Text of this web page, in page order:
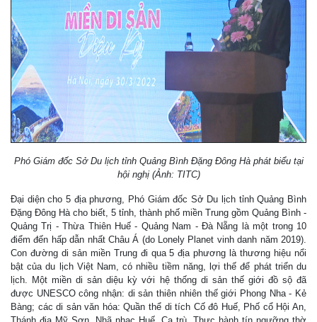
Phó Giám đốc Sở Du lịch tỉnh Quảng Bình Đặng Đông Hà phát biểu tại
hội nghị (Ảnh: TITC)
Đại diện cho 5 địa phương, Phó Giám đốc Sở Du lịch tỉnh Quảng Bình
Đặng Đông Hà cho biết, 5 tỉnh, thành phố miền Trung gồm Quảng Bình -
Quảng Trị - Thừa Thiên Huế - Quảng Nam - Đà Nẵng là một trong 10
điểm đến hấp dẫn nhất Châu Á (do Lonely Planet vinh danh năm 2019).
Con đường di sản miền Trung đi qua 5 địa phương là thương hiệu nổi
bật của du lịch Việt Nam, có nhiều tiềm năng, lợi thế để phát triển du
lịch. Một miền di sản diệu kỳ với hệ thống di sản thế giới đồ sộ đã
được UNESCO công nhận: di sản thiên nhiên thế giới Phong Nha - Kẻ
Bàng; các di sản văn hóa: Quần thể di tích Cố đô Huế, Phố cổ Hội An,